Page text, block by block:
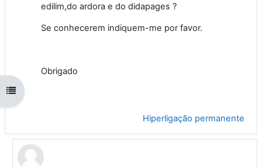
Abrir índice da disciplina
edilim,do ardora e do didapages ?
Se conhecerem indiquem-me por favor.
Obrigado
Hiperligação permanente